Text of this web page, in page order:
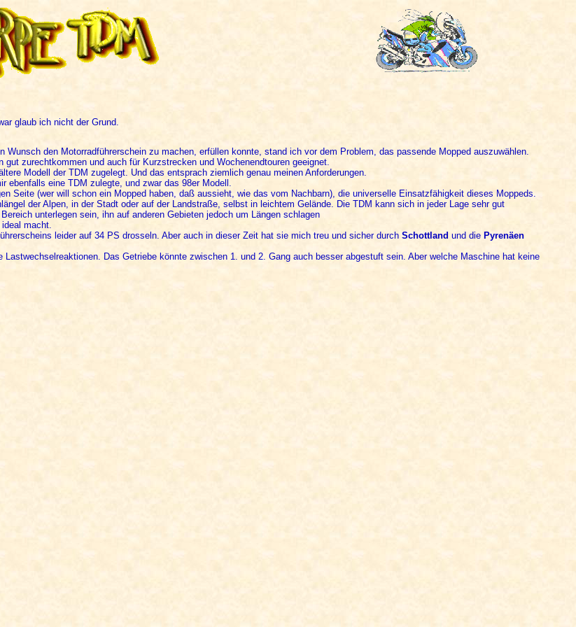
glaub ich nicht der Grund.
Wunsch den Motorradführerschein zu machen, erfüllen konnte, stand ich vor dem Problem, das passende Mopped auszuwählen.
zurechtkommen und auch für Kurzstrecken und Wochenendtouren geeignet.
Modell der TDM zugelegt. Und das entsprach ziemlich genau meinen Anforderungen.
ebenfalls eine TDM zulegte, und zwar das 98er Modell.
Seite (wer will schon ein Mopped haben, daß aussieht, wie das vom Nachbarn), die universelle Einsatzfähigkeit dieses Moppeds.
der Alpen, in der Stadt oder auf der Landstraße, selbst in leichtem Gelände. Die TDM kann sich in jeder Lage sehr gut
unterlegen sein, ihn auf anderen Gebieten jedoch um Längen schlagen
macht.
leider auf 34 PS drosseln. Aber auch in dieser Zeit hat sie mich treu und sicher durch Schottland und die Pyrenäen
Das Getriebe könnte zwischen 1. und 2. Gang auch besser abgestuft sein. Aber welche Maschine hat keine